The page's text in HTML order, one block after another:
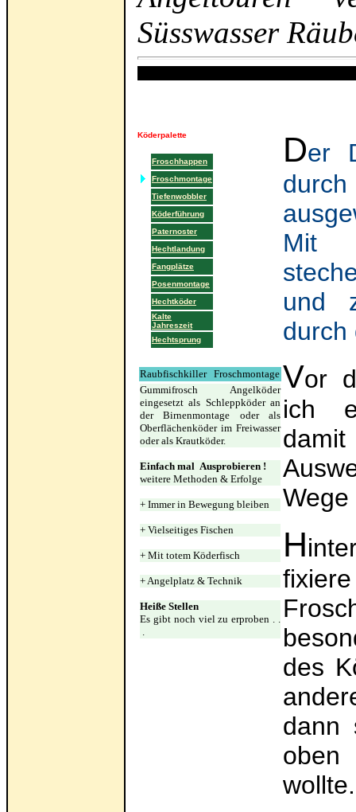
Süsswasser
Köderpalette
Froschhappen
Froschmontage
Tiefenwobbler
Köderführung
Paternoster
Hechtlandung
Fangplätze
Posenmontage
Hechtköder
Kalte
Jahreszeit
Hechtsprung
Raubfischkiller Froschmontage
Gummifrosch Angelköder
eingesetzt als Schleppköder an
der Birnenmontage oder als
Oberflächenköder im Freiwasser
oder als Krautköder.
Einfach mal Ausprobieren !
weitere Methoden & Erfolge
+ Immer in Bewegung bleiben
+ Vielseitiges Fischen
+ Mit totem Köderfisch
+ Angelplatz & Technik
Heiße Stellen
Es gibt noch viel zu erproben . .
.
Der
Mit
und
durch
Vor
ich
Wege
H
des
dann
oben